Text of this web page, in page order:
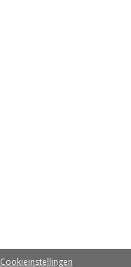
Cookieinstellingen